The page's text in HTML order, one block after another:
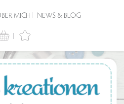
MICH NEWS & BLOG